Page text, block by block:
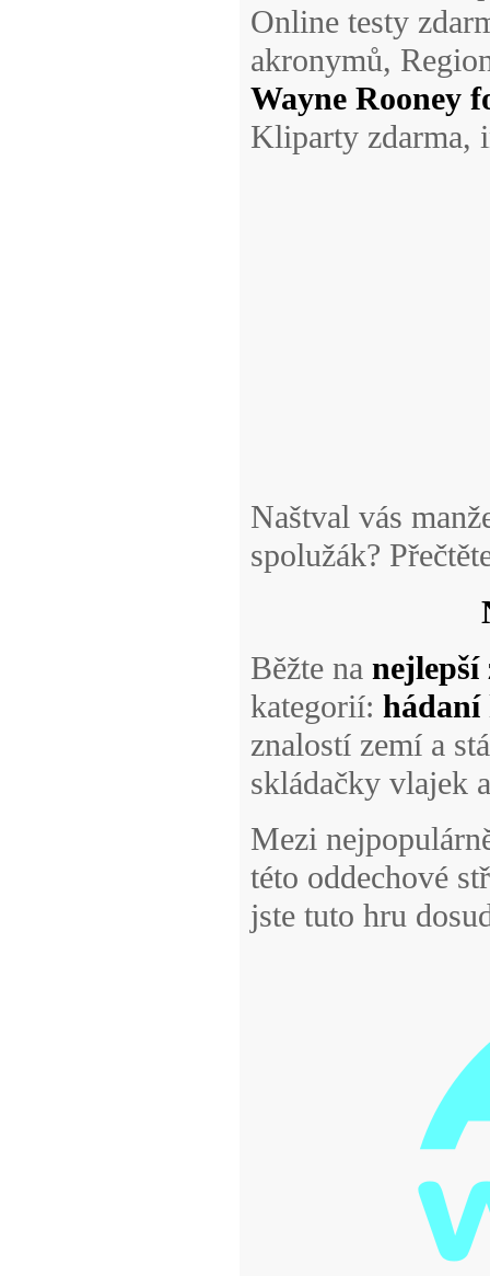
Online testy
akronymů,
Wayne Rooney
Kliparty zdarma,
Naštval vás
spolužák?
Běžte na nejlepší
kategorií: hádaní
znalostí zemí a
skládačky vlajek
Mezi
této oddechové
jste tuto hru